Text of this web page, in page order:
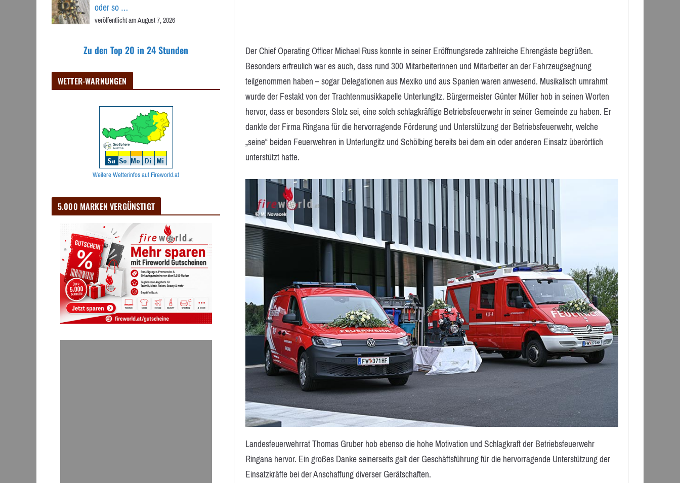
Der Chief Operating Officer Michael Russ konnte in seiner Eröffnungsrede zahlreiche Ehrengäste begrüßen.
Besonders erfreulich war es auch, dass rund 300 Mitarbeiterinnen und Mitarbeiter an der Fahrzeugsegnung
teilgenommen haben – sogar Delegationen aus Mexiko und aus Spanien waren anwesend. Musikalisch umrahmt
wurde der Festakt von der Trachtenmusikkapelle Unterlungitz. Bürgermeister Günter Müller hob in seinen Worten
hervor, dass er besonders Stolz sei, eine solch schlagkräftige Betriebsfeuerwehr in seiner Gemeinde zu haben. Er
dankte der Firma Ringana für die hervorragende Förderung und Unterstützung der Betriebsfeuerwehr, welche
„seine“ beiden Feuerwehren in Unterlungitz und Schölbing bereits bei dem ein oder anderen Einsatz überörtlich
unterstützt hatte.
Landesfeuerwehrrat Thomas Gruber hob ebenso die hohe Motivation und Schlagkraft der Betriebsfeuerwehr
Ringana hervor. Ein großes Danke seinerseits galt der Geschäftsführung für die hervorragende Unterstützung der
Einsatzkräfte bei der Anschaffung diverser Gerätschaften.
oder so …
veröffentlicht am August 7, 2026
Zu den Top 20 in 24 Stunden
WETTER-WARNUNGEN
Weitere Wetterinfos auf Fireworld.at
5.000 MARKEN VERGÜNSTIGT